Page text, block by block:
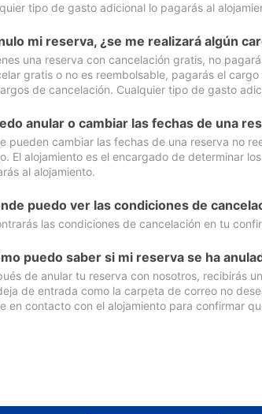
tipo de gasto adicional lo pagarás al
mi reserva, ¿se me realizará algún
una reserva con cancelación gratis, no
gratis o no es reembolsable, pagarás el
de cancelación. Cualquier tipo de gasto
anular o cambiar las fechas de una
pueden cambiar las fechas de una reserva no
El alojamiento es el encargado de determinar
al alojamiento.
puedo ver las condiciones de
las condiciones de cancelación en tu
puedo saber si mi reserva se ha
de anular tu reserva con nosotros, recibirás
de entrada como la carpeta de correo no
en contacto con el alojamiento para confirmar